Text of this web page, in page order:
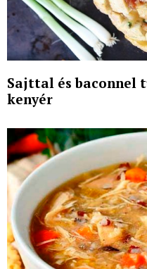
Sajttal és
kenyér